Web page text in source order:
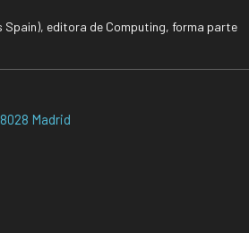
Spain), editora de Computing, forma parte
Madrid